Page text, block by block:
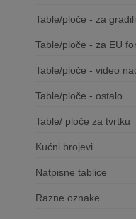
Table/ploče - za
Table/ploče - za EU
Table/ploče - video
Table/ploče - ostalo
Table/ ploče za tvrtku
Kućni brojevi
Natpisne tablice
Razne oznake